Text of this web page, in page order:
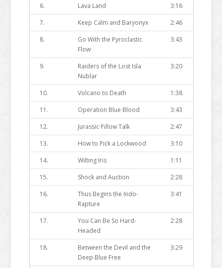
6.
Lava Land
3:16
7.
Keep Calm and Baryonyx
2:46
8.
Go With the Pyroclastic
Flow
3:43
9.
Raiders of the Lost Isla
Nublar
3:20
10. Volcano to Death
1:38
11.
Operation Blue Blood
3:43
12.
Jurassic Pillow Talk
2:47
13.
How to Pick a Lockwood
3:10
14.
Wilting Iris
1:11
15.
Shock and Auction
2:28
16.
Thus Begins the Indo-
Rapture
3:41
17.
You Can Be So Hard-
Headed
2:28
18.
Between the Devil and the
Deep Blue Free
3:29